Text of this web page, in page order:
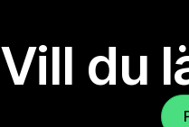
Vill du